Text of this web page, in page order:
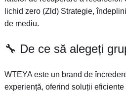
lichid zero (Zld) Strategie,
de mediu.
🔧 De ce să alegeți
WTEYA este un brand de
experiență, oferind soluții